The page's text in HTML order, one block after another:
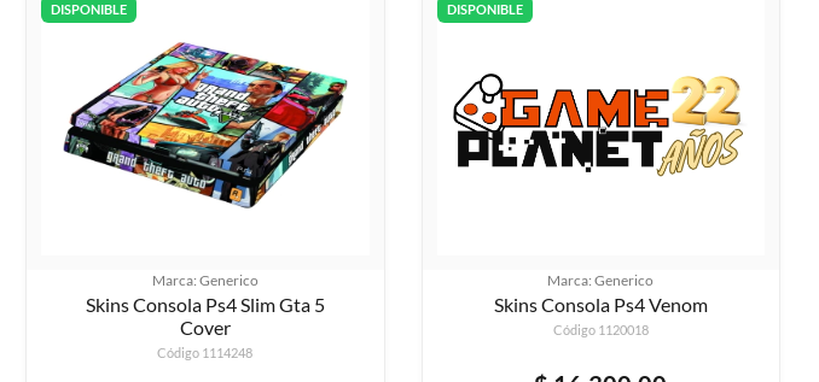
DISPONIBLE
Marca: Generico
Skins Consola Ps4 Slim Gta 5
Cover
Código 1114248
DISPONIBLE
Marca: Generico
Skins Consola Ps4 Venom
Código 1120018